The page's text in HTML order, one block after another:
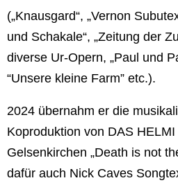
(„Knausgard“, „Vernon
und Schakale“, „Zeitung der
diverse Ur-Opern, „Paul und
“Unsere kleine Farm” etc.).
2024 übernahm er die
Koproduktion von DAS
Gelsenkirchen „Death is not
dafür auch Nick Caves